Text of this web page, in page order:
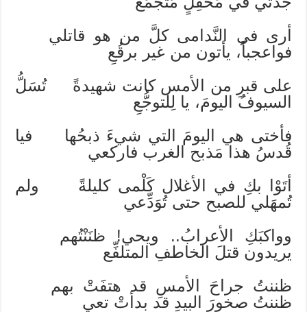
أرى في النَّدامى كلَّ من هو قاتلي
فواعجباً، يأتون من غير برقُعِ
على قبرِ من الأمس كانت شهيدةً تُسَلُّ
السيوفُ اليومَ، يا لِلتوجُّعِ
فأختى هي اليومَ التي شيءَ ذبحُها فيا
قُدسُ هذا مَذبح الغرب فاركعي
أتَوْا بكِ في الأغلال كَلْمى كليلةً ولم
تُمهَلي للصبح حتى تُوَدِّعي
وواكبَكِ الأعرابُ.. ويحي! ظنَنْتُهم
يريدون قتلَ الخاطفِ المتلفِّع
ظننتُ جراحَ الأمسِ قد هتفَتْ بهم
ظننتُ صخورَ البيدِ قد بدأتْ تعي